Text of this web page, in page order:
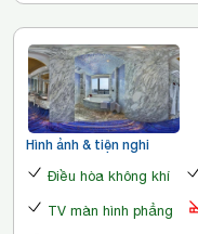
Hình ảnh & tiện nghi
Điều hòa không khí
TV màn hình phẳng